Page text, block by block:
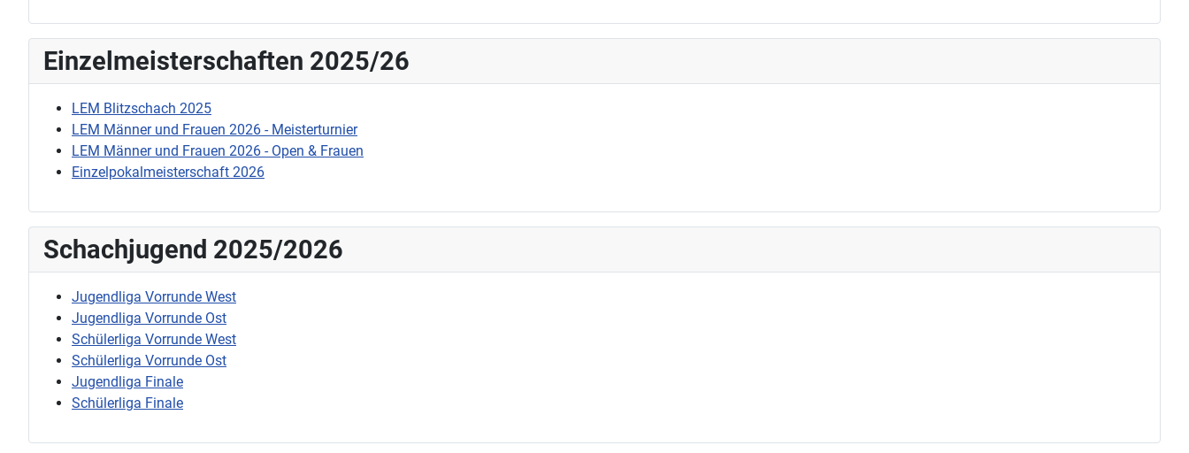
Einzelmeisterschaften 2025/26
LEM Blitzschach 2025
LEM Männer und Frauen 2026 - Meisterturnier
LEM Männer und Frauen 2026 - Open & Frauen
Einzelpokalmeisterschaft 2026
Schachjugend 2025/2026
Jugendliga Vorrunde West
Jugendliga Vorrunde Ost
Schülerliga Vorrunde West
Schülerliga Vorrunde Ost
Jugendliga Finale
Schülerliga Finale